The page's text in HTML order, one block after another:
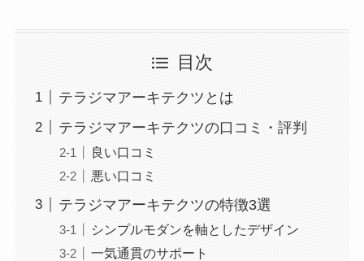
目次
テラジマアーキテクツとは
テラジマアーキテクツの口コミ・評判
良い口コミ
悪い口コミ
テラジマアーキテクツの特徴3選
シンプルモダンを軸としたデザイン
一気通貫のサポート